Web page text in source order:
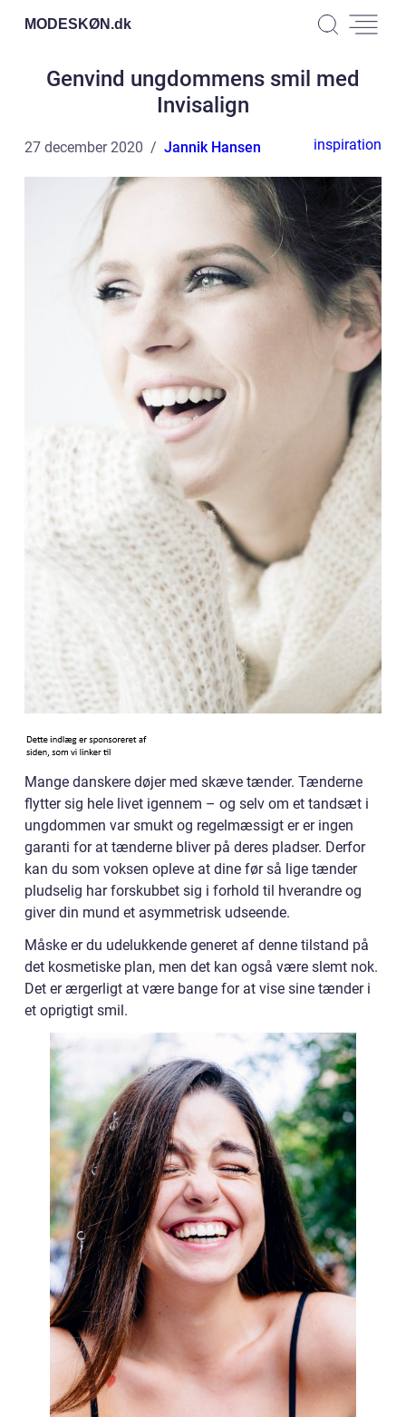
MODESKØN.dk
Genvind ungdommens smil med
Invisalign
27 december 2020 Jannik Hansen inspiration
Mange danskere døjer med skæve tænder. Tænderne
flytter sig hele livet igennem – og selv om et tandsæt i
ungdommen var smukt og regelmæssigt er er ingen
garanti for at tænderne bliver på deres pladser. Derfor
kan du som voksen opleve at dine før så lige tænder
pludselig har forskubbet sig i forhold til hverandre og
giver din mund et asymmetrisk udseende.
Måske er du udelukkende generet af denne tilstand på
det kosmetiske plan, men det kan også være slemt nok.
Det er ærgerligt at være bange for at vise sine tænder i
et oprigtigt smil.